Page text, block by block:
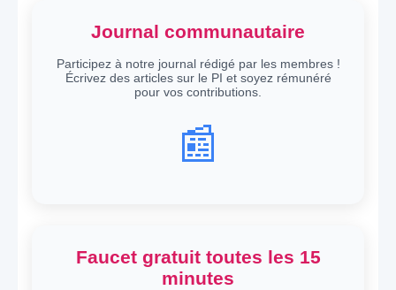
Journal communautaire
Participez à notre journal rédigé par les membres !
Écrivez des articles sur le PI et soyez rémunéré
pour vos contributions.
📰
Faucet gratuit toutes les 15
minutes